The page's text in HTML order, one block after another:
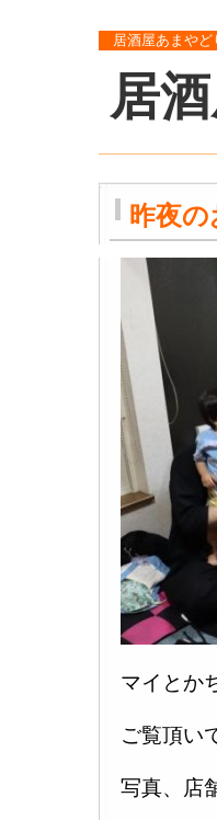
居酒屋あまやど
居
昨夜
マイとか
ご覧頂い
写真、店